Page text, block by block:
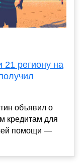
21 региону на
объявил о
кредитам для
помощи —